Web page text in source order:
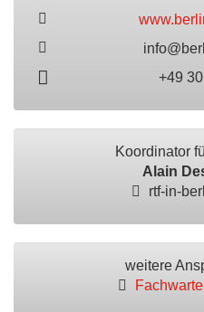
+49
Koordinator
Alain
rtf-in-
weitere